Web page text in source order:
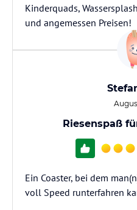
Kinderquads,
und angemessen Preisen!
Riesenspaß
Ein Coaster, bei dem
voll Speed runterfahren